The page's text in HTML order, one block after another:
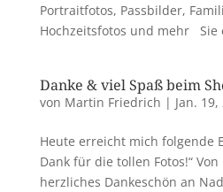
Portraitfotos, Passbilder,
Hochzeitsfotos und mehr Sie
Danke & viel Spaß beim
von Martin Friedrich | Jan. 19,
Heute erreicht mich folgende
Dank für die tollen Fotos!“
herzliches Dankeschön an